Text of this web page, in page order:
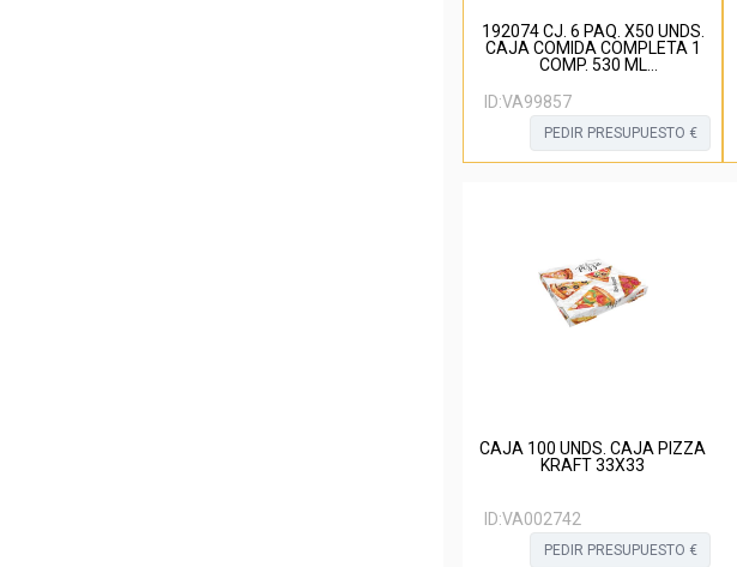
192074 CJ. 6 PAQ. X50 UNDS.
CAJA COMIDA COMPLETA 1
COMP. 530 ML
BLANCO
ID:VA99857
PEDIR PRESUPUESTO €
CAJA 100 UNDS. CAJA PIZZA
KRAFT 33X33
ID:VA002742
PEDIR PRESUPUESTO €